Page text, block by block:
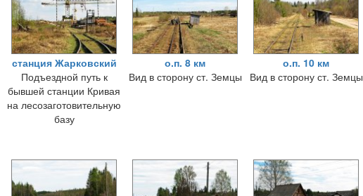
станция Жарковский
Подъездной путь к
бывшей станции Кривая
на лесозаготовительную
базу
о.п. 8 км
Вид в сторону ст. Земцы
о.п. 10 км
Вид в сторону ст. Земцы